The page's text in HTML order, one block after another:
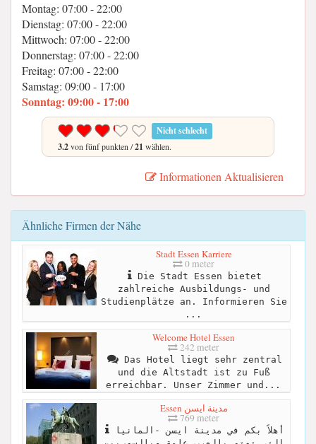
Montag: 07:00 - 22:00
Dienstag: 07:00 - 22:00
Mittwoch: 07:00 - 22:00
Donnerstag: 07:00 - 22:00
Freitag: 07:00 - 22:00
Samstag: 09:00 - 17:00
Sonntag: 09:00 - 17:00
Nicht schlecht
3.2von fünf punkten /21 wählen.
Informationen Aktualisieren
Ähnliche Firmen der Nähe
Stadt Essen Karriere
0 meter
Die Stadt Essen bietet
zahlreiche Ausbildungs- und
Studienplätze an. Informieren Sie
...
Welcome Hotel Essen
242 meter
Das Hotel liegt sehr zentral
und die Altstadt ist zu Fuß
erreichbar. Unser Zimmer und...
Essen مدينة ايسن
769 meter
أهلاً بكم في مدينة ايسن -المانيا